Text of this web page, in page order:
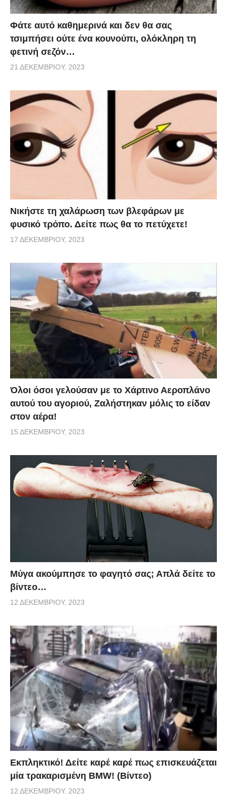
Φάτε αυτό καθημερινά και δεν θα σας
τσιμπήσει ούτε ένα κουνούπι, ολόκληρη τη
φετινή σεζόν…
21 ΔΕΚΕΜΒΡΊΟΥ, 2023
Νικήστε τη χαλάρωση των βλεφάρων με
φυσικό τρόπο. Δείτε πως θα το πετύχετε!
17 ΔΕΚΕΜΒΡΊΟΥ, 2023
Όλοι όσοι γελούσαν με το Χάρτινο Αεροπλάνο
αυτού του αγοριού, Ζαλήστηκαν μόλις το είδαν
στον αέρα!
15 ΔΕΚΕΜΒΡΊΟΥ, 2023
Μύγα ακούμπησε το φαγητό σας; Απλά δείτε το
βίντεο…
12 ΔΕΚΕΜΒΡΊΟΥ, 2023
Εκπληκτικό! Δείτε καρέ καρέ πως επισκευάζεται
μία τρακαρισμένη BMW! (Βίντεο)
12 ΔΕΚΕΜΒΡΊΟΥ, 2023